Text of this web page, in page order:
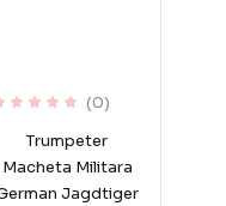
(0)
Trumpeter
Macheta Militara
Jagdtiger